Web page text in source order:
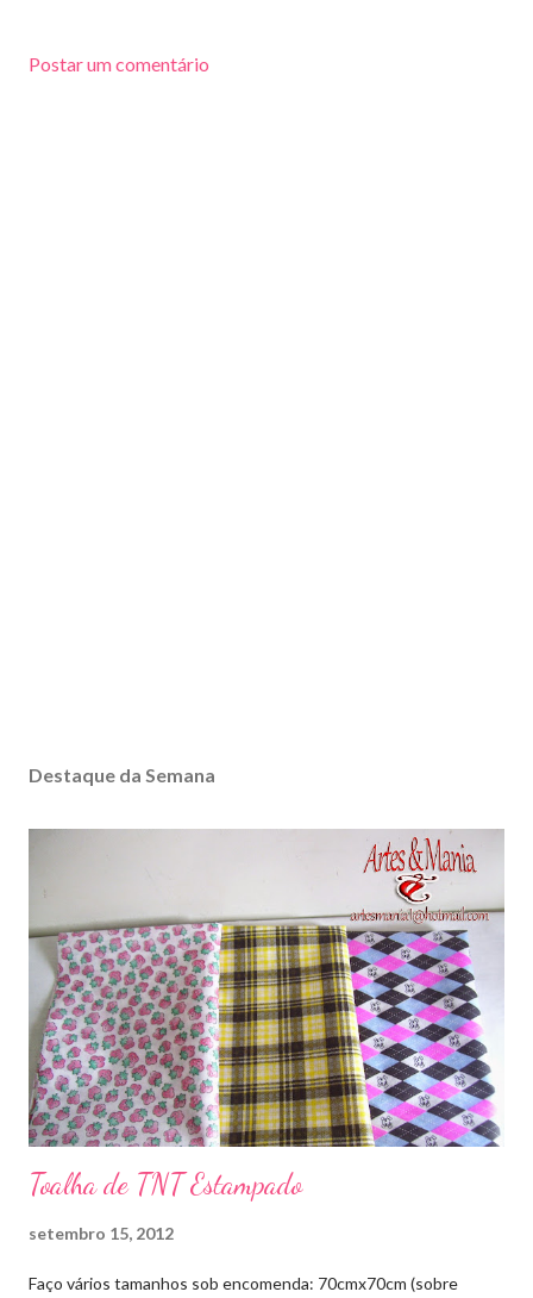
Postar um comentário
Destaque da Semana
Toalha de TNT Estampado
setembro 15, 2012
Faço vários tamanhos sob encomenda: 70cmx70cm (sobre